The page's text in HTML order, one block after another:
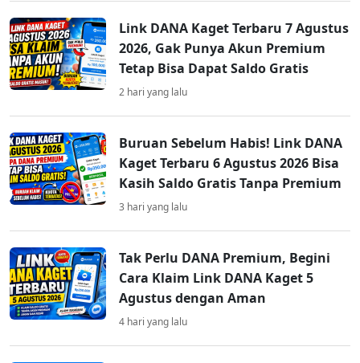
Link DANA Kaget Terbaru 7 Agustus
2026, Gak Punya Akun Premium
Tetap Bisa Dapat Saldo Gratis
2 hari yang lalu
Buruan Sebelum Habis! Link DANA
Kaget Terbaru 6 Agustus 2026 Bisa
Kasih Saldo Gratis Tanpa Premium
3 hari yang lalu
Tak Perlu DANA Premium, Begini
Cara Klaim Link DANA Kaget 5
Agustus dengan Aman
4 hari yang lalu